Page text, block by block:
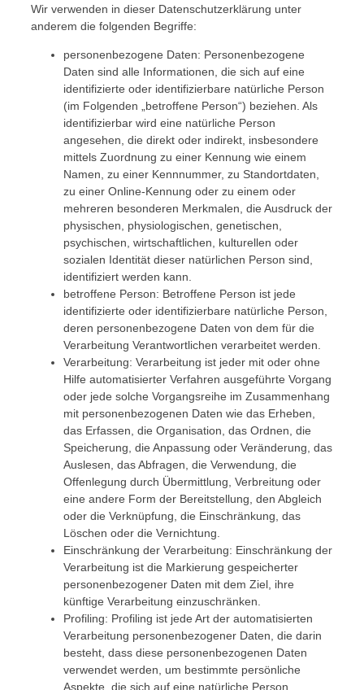
Wir verwenden in dieser Datenschutzerklärung unter
anderem die folgenden Begriffe:
personenbezogene Daten: Personenbezogene
Daten sind alle Informationen, die sich auf eine
identifizierte oder identifizierbare natürliche Person
(im Folgenden „betroffene Person“) beziehen. Als
identifizierbar wird eine natürliche Person
angesehen, die direkt oder indirekt, insbesondere
mittels Zuordnung zu einer Kennung wie einem
Namen, zu einer Kennnummer, zu Standortdaten,
zu einer Online-Kennung oder zu einem oder
mehreren besonderen Merkmalen, die Ausdruck der
physischen, physiologischen, genetischen,
psychischen, wirtschaftlichen, kulturellen oder
sozialen Identität dieser natürlichen Person sind,
identifiziert werden kann.
betroffene Person: Betroffene Person ist jede
identifizierte oder identifizierbare natürliche Person,
deren personenbezogene Daten von dem für die
Verarbeitung Verantwortlichen verarbeitet werden.
Verarbeitung: Verarbeitung ist jeder mit oder ohne
Hilfe automatisierter Verfahren ausgeführte Vorgang
oder jede solche Vorgangsreihe im Zusammenhang
mit personenbezogenen Daten wie das Erheben,
das Erfassen, die Organisation, das Ordnen, die
Speicherung, die Anpassung oder Veränderung, das
Auslesen, das Abfragen, die Verwendung, die
Offenlegung durch Übermittlung, Verbreitung oder
eine andere Form der Bereitstellung, den Abgleich
oder die Verknüpfung, die Einschränkung, das
Löschen oder die Vernichtung.
Einschränkung der Verarbeitung: Einschränkung der
Verarbeitung ist die Markierung gespeicherter
personenbezogener Daten mit dem Ziel, ihre
künftige Verarbeitung einzuschränken.
Profiling: Profiling ist jede Art der automatisierten
Verarbeitung personenbezogener Daten, die darin
besteht, dass diese personenbezogenen Daten
verwendet werden, um bestimmte persönliche
Aspekte, die sich auf eine natürliche Person